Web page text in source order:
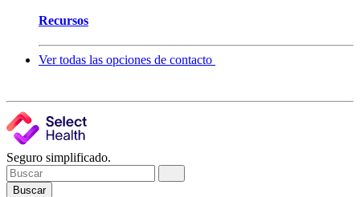
Recursos
Ver todas las opciones de contacto
Seguro simplificado.
Buscar